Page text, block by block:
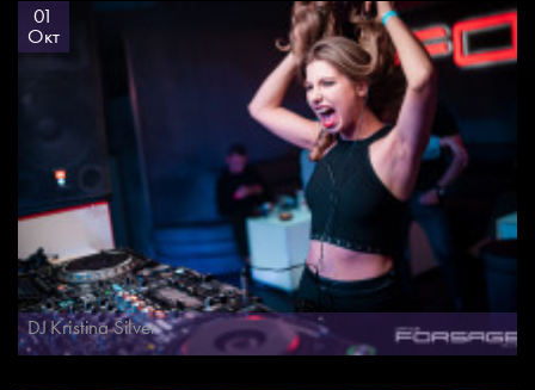
01
Окт
DJ Kristina Silver